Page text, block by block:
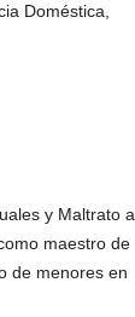
Doméstica,
y Maltrato a
maestro de
de menores en